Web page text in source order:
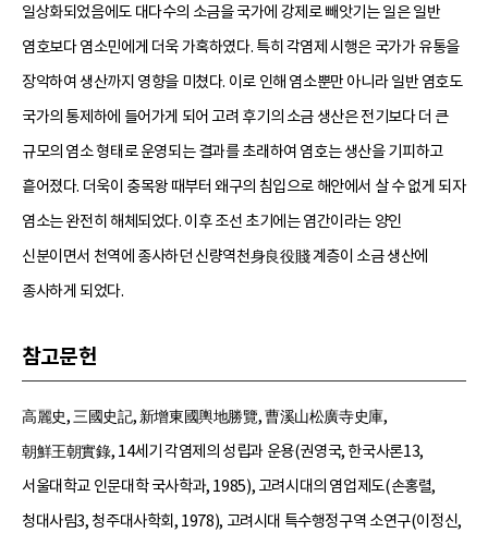
일상화되었음에도 대다수의 소금을 국가에 강제로 빼앗기는 일은 일반
염호보다 염소민에게 더욱 가혹하였다. 특히 각염제 시행은 국가가 유통을
장악하여 생산까지 영향을 미쳤다. 이로 인해 염소뿐만 아니라 일반 염호도
국가의 통제하에 들어가게 되어 고려 후기의 소금 생산은 전기보다 더 큰
규모의 염소 형태로 운영되는 결과를 초래하여 염호는 생산을 기피하고
흩어졌다. 더욱이 충목왕 때부터 왜구의 침입으로 해안에서 살 수 없게 되자
염소는 완전히 해체되었다. 이후 조선 초기에는 염간이라는 양인
신분이면서 천역에 종사하던 신량역천身良役賤 계층이 소금 생산에
종사하게 되었다.
참고문헌
高麗史, 三國史記, 新增東國輿地勝覽, 曹溪山松廣寺史庫,
朝鮮王朝實錄, 14세기 각염제의 성립과 운용(권영국, 한국사론13,
서울대학교 인문대학 국사학과, 1985), 고려시대의 염업제도(손홍렬,
청대사림3, 청주대사학회, 1978), 고려시대 특수행정구역 소연구(이정신,